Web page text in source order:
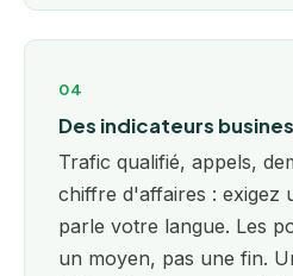
04
Des indicateurs
Trafic qualifié, appels,
chiffre d'affaires : exigez
parle votre langue. Les
un moyen, pas une fin.